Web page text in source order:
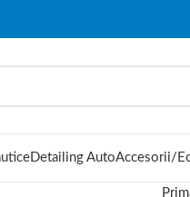
Detailing AutoAccesorii/